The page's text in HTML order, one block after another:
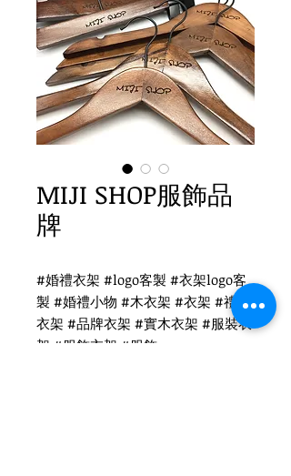
MIJI SHOP服飾品
牌
#婚禮衣架 #logo客製 #衣架logo客
製 #婚禮小物 #木衣架 #衣架 #禮品
衣架 #品牌衣架 #實木衣架 #服裝衣
架 #服飾衣架 #服飾